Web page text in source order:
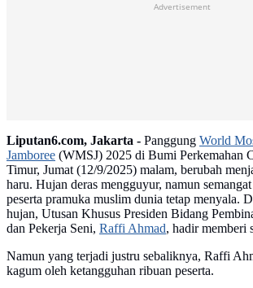
Advertisement
Liputan6.com, Jakarta - Panggung World
Jamboree (WMSJ) 2025 di Bumi Perkemahan
Timur, Jumat (12/9/2025) malam, berubah
haru. Hujan deras mengguyur, namun
peserta pramuka muslim dunia tetap menyala.
hujan, Utusan Khusus Presiden Bidang
dan Pekerja Seni, Raffi Ahmad, hadir memberi
Namun yang terjadi justru sebaliknya, Raffi
kagum oleh ketangguhan ribuan peserta.